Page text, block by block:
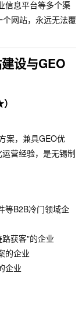
信息平台等多个渠
网站，永远无法覆
设与GEO
案，兼具GEO优
营经验，是无锡制
等B2B冷门领域企
获客"的企业
的企业
企业